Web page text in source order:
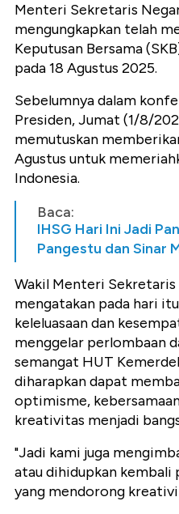
Menteri Sekretaris
mengungkapkan telah
Keputusan Bersama
pada 18 Agustus 2025.
Sebelumnya dalam
Presiden, Jumat (1/8/
memutuskan
Agustus untuk
Indonesia.
Baca:
IHSG Hari Ini Jadi
Pangestu dan Sinar
Wakil Menteri
mengatakan pada hari
keleluasaan dan
menggelar perlombaan
semangat HUT
diharapkan dapat
optimisme,
kreativitas menjadi
"Jadi kami juga
atau dihidupkan
yang mendorong